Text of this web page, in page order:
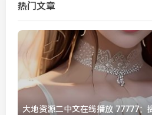
热门文章
大地资源二中文在线播放 77777：